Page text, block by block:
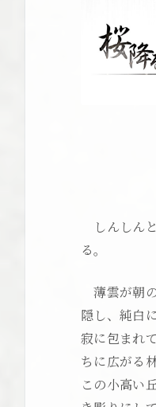
しんしん
る。
薄雲が朝
隠し、純白
寂に包まれ
ちに広がる
この小高い